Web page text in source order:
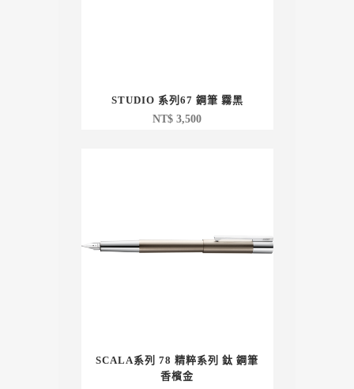
STUDIO 系列67 鋼筆 霧黑
NT$ 3,500
SCALA系列 78 精粹系列 鈦 鋼筆
香檳金